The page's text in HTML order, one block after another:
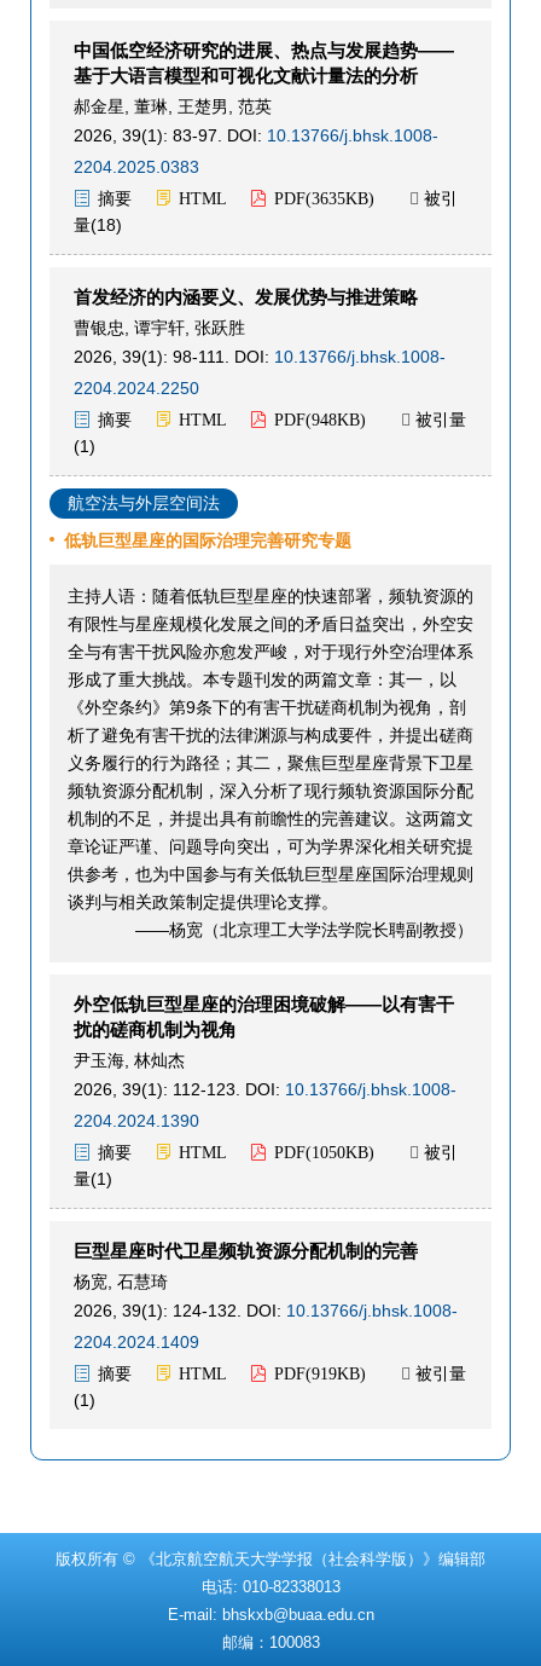
中国低空经济研究的进展、热点与发展趋势——
基于大语言模型和可视化文献计量法的分析
郝金星 董琳 王楚男
范英
2026, 39(1): 83-97.
DOI: 10.13766/j.bhsk.1008-
2204.2025.0383
摘要 HTML PDF(3635KB)  被引
量(18)
首发经济的内涵要义、发展优势与推进策略
曹银忠 谭宇轩 张跃胜
2026, 39(1): 98-111.
DOI: 10.13766/j.bhsk.1008-
2204.2024.2250
摘要 HTML PDF(948KB)  被引量
(1)
航空法与外层空间法
低轨巨型星座的国际治理完善研究专题
主持人语：随着低轨巨型星座的快速部署，频轨资源的
有限性与星座规模化发展之间的矛盾日益突出，外空安
全与有害干扰风险亦愈发严峻，对于现行外空治理体系
形成了重大挑战。本专题刊发的两篇文章：其一，以
《外空条约》第9条下的有害干扰磋商机制为视角，剖
析了避免有害干扰的法律渊源与构成要件，并提出磋商
义务履行的行为路径；其二，聚焦巨型星座背景下卫星
频轨资源分配机制，深入分析了现行频轨资源国际分配
机制的不足，并提出具有前瞻性的完善建议。这两篇文
章论证严谨、问题导向突出，可为学界深化相关研究提
供参考，也为中国参与有关低轨巨型星座国际治理规则
谈判与相关政策制定提供理论支撑。
——杨宽（北京理工大学法学院长聘副教授）
外空低轨巨型星座的治理困境破解——以有害干
扰的磋商机制为视角
尹玉海 林灿杰
2026, 39(1): 112-123.
DOI: 10.13766/j.bhsk.1008-
2204.2024.1390
摘要 HTML PDF(1050KB)  被引
量(1)
巨型星座时代卫星频轨资源分配机制的完善
杨宽 石慧琦
2026, 39(1): 124-132.
DOI: 10.13766/j.bhsk.1008-
2204.2024.1409
摘要 HTML PDF(919KB)  被引量
(1)
版权所有 © 《北京航空航天大学学报（社会科学版）》编辑部
电话: 010-82338013
E-mail: bhskxb@buaa.edu.cn
邮编：100083